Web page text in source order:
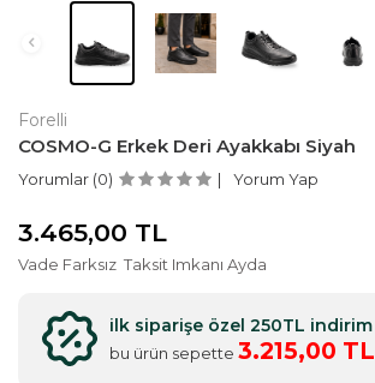
Forelli
COSMO-G Erkek Deri Ayakkabı Siyah
Yorumlar (0) Yorum Yap
3.465,00 TL
Vade Farksız Taksit Imkanı Ayda
ilk siparişe özel 250TL indirim
bu ürün sepette 3.215,00 TL